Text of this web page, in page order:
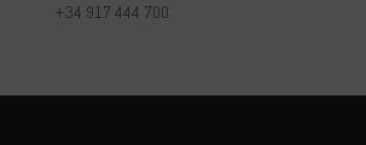
+34 917 444 700